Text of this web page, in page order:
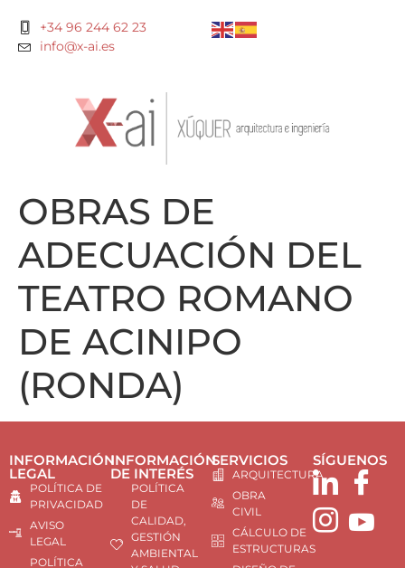
+34 96 244 62 23
info@x-ai.es
OBRAS DE
ADECUACIÓN DEL
TEATRO ROMANO
DE ACINIPO
(RONDA)
INFORMACIÓN
LEGAL
POLÍTICA DE
PRIVACIDAD
AVISO
LEGAL
POLÍTICA
INFORMACIÓN
DE INTERÉS
POLÍTICA
DE
CALIDAD,
GESTIÓN
AMBIENTAL
SERVICIOS
ARQUITECTURA
OBRA
CIVIL
CÁLCULO DE
ESTRUCTURAS
SÍGUENOS